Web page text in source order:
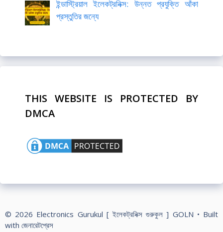
ইন্ডাস্ট্রিয়াল ইলেকট্রনিক্স: উন্নত প্রযুক্তি আঁকা
প্রস্তুতির জন্যে
THIS WEBSITE IS PROTECTED BY
DMCA
© 2026 Electronics Gurukul [ ইলেকট্রনিক্স গুরুকুল ] GOLN • Built
with জেনারেটপ্রেস